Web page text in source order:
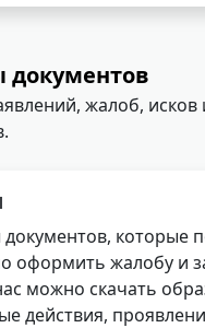
документов
жалоб, исков
которые
оформить жалобу и
можно скачать
действия,